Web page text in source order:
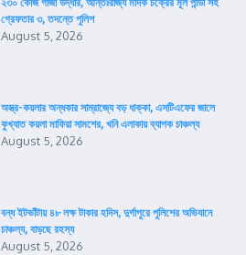
২৩০ কেজি গাঁজা উদ্ধার, আন্তঃরাজ্য মাদক চক্রের মূল পান্ডা সহ
গ্রেফতার ৩, তদন্তে পুলিশ
August 5, 2026
অস্ত্র-কয়লার অন্ধকার সাম্রাজ্যে বড় ধাক্কা, এসটিএফের জালে
কুখ্যাত কয়লা মাফিয়া সামশের, খনি এলাকায় ব্যাপক চাঞ্চল্য
August 5, 2026
বন্ধ ইটভাঁটায় ৪৮ লক্ষ টাকার হদিস, দুর্গাপুরে পুলিশের অভিযানে
চাঞ্চল্য, বাড়ছে রহস্য
August 5, 2026